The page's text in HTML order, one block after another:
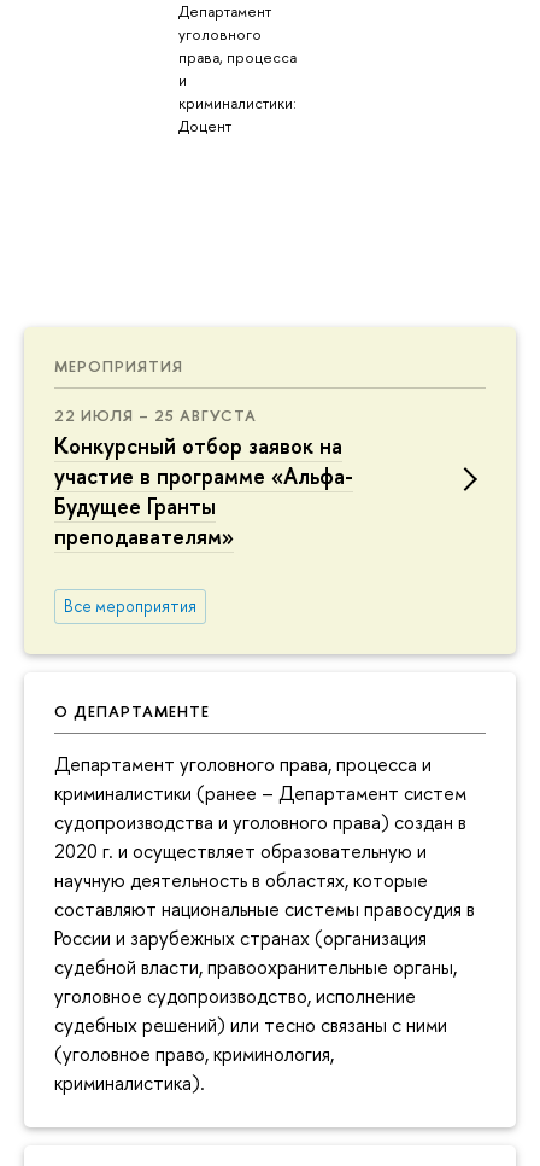
МЕРОПРИЯТИЯ
22 ИЮЛЯ – 25 АВГУСТА
Конкурсный отбор заявок на
участие в программе «Альфа-
Будущее Гранты
преподавателям»
Все мероприятия
О ДЕПАРТАМЕНТЕ
Департамент уголовного права, процесса и
криминалистики (ранее – Департамент систем
судопроизводства и уголовного права) создан в
2020 г. и осуществляет образовательную и
научную деятельность в областях, которые
составляют национальные системы правосудия в
России и зарубежных странах (организация
судебной власти, правоохранительные органы,
уголовное судопроизводство, исполнение
судебных решений) или тесно связаны с ними
(уголовное право, криминология,
криминалистика).
Департамент
уголовного
права, процесса
и
криминалистики:
Доцент